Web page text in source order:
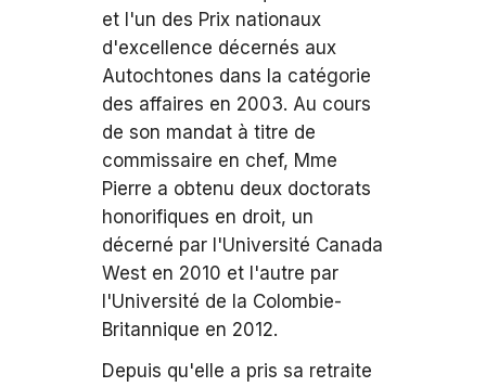
et l'un des Prix nationaux
d'excellence décernés aux
Autochtones dans la catégorie
des affaires en 2003. Au cours
de son mandat à titre de
commissaire en chef, Mme
Pierre a obtenu deux doctorats
honorifiques en droit, un
décerné par l'Université Canada
West en 2010 et l'autre par
l'Université de la Colombie-
Britannique en 2012.
Depuis qu'elle a pris sa retraite